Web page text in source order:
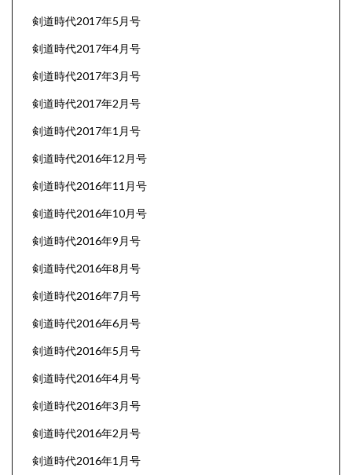
剣道時代2017年5月号
剣道時代2017年4月号
剣道時代2017年3月号
剣道時代2017年2月号
剣道時代2017年1月号
剣道時代2016年12月号
剣道時代2016年11月号
剣道時代2016年10月号
剣道時代2016年9月号
剣道時代2016年8月号
剣道時代2016年7月号
剣道時代2016年6月号
剣道時代2016年5月号
剣道時代2016年4月号
剣道時代2016年3月号
剣道時代2016年2月号
剣道時代2016年1月号